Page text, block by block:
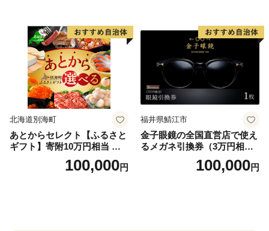
北海道別海町
あとからセレクト【ふるさと
ギフト】寄附10万円相当 あ
とから選べる！ ギフト いく
ら ほたて 海鮮 牛肉 別海町
100,000円
福井県鯖江市
金子眼鏡の全国直営店で使え
るメガネ引換券（3万円相
100,000円